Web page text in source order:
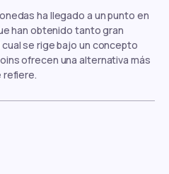
ha llegado a un punto en
han obtenido tanto gran
se rige bajo un concepto
ofrecen una alternativa más
refiere.